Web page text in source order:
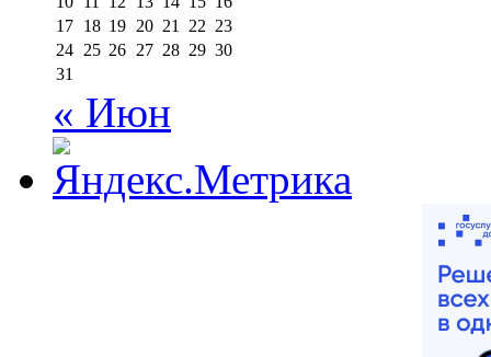
17 18 19 20 21 22 23
24 25 26 27 28 29 30
31
« Июн